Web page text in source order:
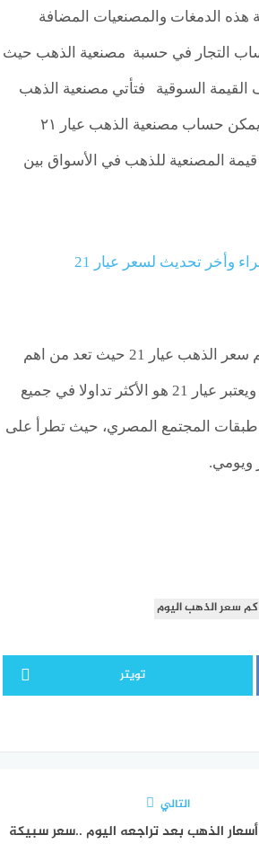
هذه الدمغات والمصنعيات المضافة
التجار في حسبة مصنعية الذهب حيث
القيمة السوقية فتأتي مصنعية الذهب
والدمغات في المتوسط بين ٣٠ إلى ٦٥ جنيه ويمكن حساب مصنعية الذهب عيار ٢١
قيمة المصنعية للذهب في الأسواق بين
اسعار الذهب الان في مصر بيع شراء وأخر تحديث لسعر عيار 21
قدمنا لكم اخر تحديث لأسعار الذهب اليوم وكم سعر الذهب عيار 21 حيث تعد من اهم
الكلمات البحثية في مواقع التواصل الاجتماعي ويعتبر عيار 21 هو الأكثر تداولا في جميع
المجتمع المصري، حيث تطرأ على
ويومي.
كم سعر الذهب اليوم
تويتر
التالي
الذهب بعد تراجعه اليوم ..سعر سبيكة